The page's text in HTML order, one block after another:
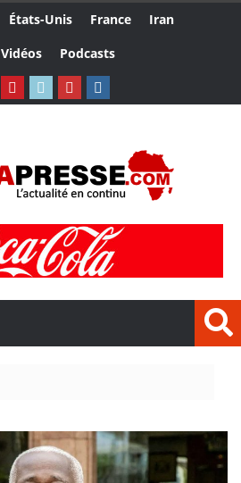
États-Unis France
Iran
Vidéos Podcasts
Guinée :